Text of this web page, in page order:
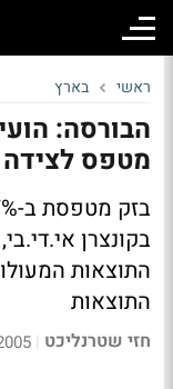
ראשי בארץ
הבורסה:
מטפס לצידה
התוצאות
חזי שטרנליכט |